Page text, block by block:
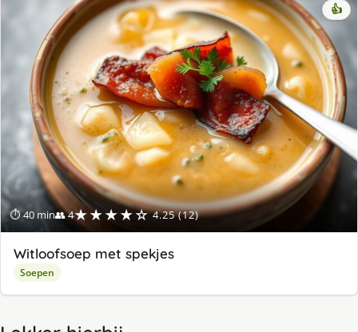
⏱ 40 min👥 4★★★★☆ 4.25 (12)
👍
Witloofsoep met spekjes
Soepen